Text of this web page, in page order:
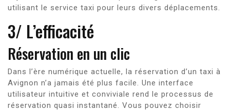
utilisant le service taxi pour leurs divers déplacements.
3/ L’efficacité
Réservation en un clic
Dans l’ère numérique actuelle, la réservation d’un taxi à
Avignon n’a jamais été plus facile. Une interface
utilisateur intuitive et conviviale rend le processus de
réservation quasi instantané. Vous pouvez choisir